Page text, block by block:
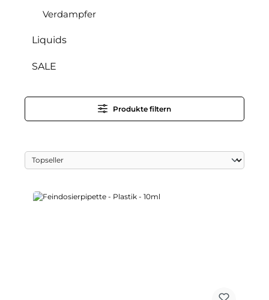
Verdampfer
Liquids
SALE
Produkte filtern